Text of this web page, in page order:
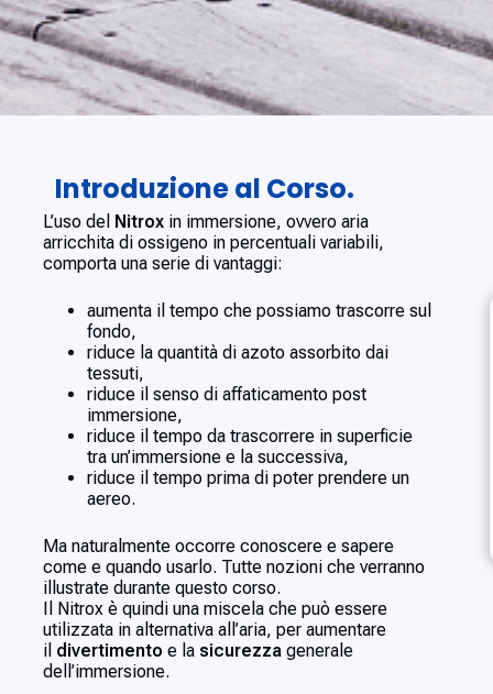
Introduzione al Corso.
L’uso del Nitroxin immersione, ovvero aria
arricchita di ossigeno in percentuali variabili,
comporta una serie di vantaggi:
aumenta il tempo che possiamo trascorre sul
fondo,
riduce la quantità di azoto assorbito dai
tessuti,
riduce il senso di affaticamento post
immersione,
riduce il tempo da trascorrere in superficie
tra un’immersione e la successiva,
riduce il tempo prima di poter prendere un
aereo.
Ma naturalmente occorre conoscere e sapere
come e quando usarlo. Tutte nozioni che verranno
illustrate durante questo corso.
Il Nitrox è quindi una miscela che può essere
utilizzata in alternativa all’aria, per aumentare
il divertimento e la sicurezzagenerale
dell’immersione.